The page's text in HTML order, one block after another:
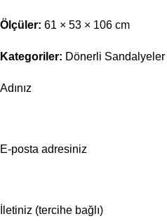
Ölçüler: 61 × 53 × 106 cm
Kategoriler: Dönerli Sandalyeler
Adınız
E-posta adresiniz
İletiniz (tercihe bağlı)